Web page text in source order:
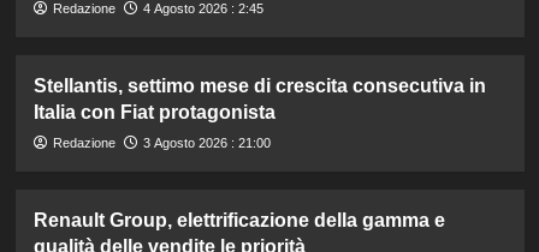
Redazione 4 Agosto 2026 : 2:45
Stellantis, settimo mese di crescita consecutiva in
Italia con Fiat protagonista
Redazione 3 Agosto 2026 : 21:00
Renault Group, elettrificazione della gamma e
qualità delle vendite le priorità